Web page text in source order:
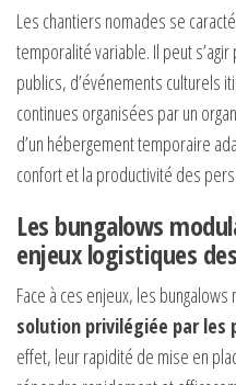
Les chantiers nomades se
temporalité variable. Il peut
publics, d’événements culturels
continues organisées par un
d’un hébergement temporaire
confort et la productivité des
Les bungalows
enjeux logistiques
Face à ces enjeux, les
solution privilégiée par les
effet, leur rapidité de mise en